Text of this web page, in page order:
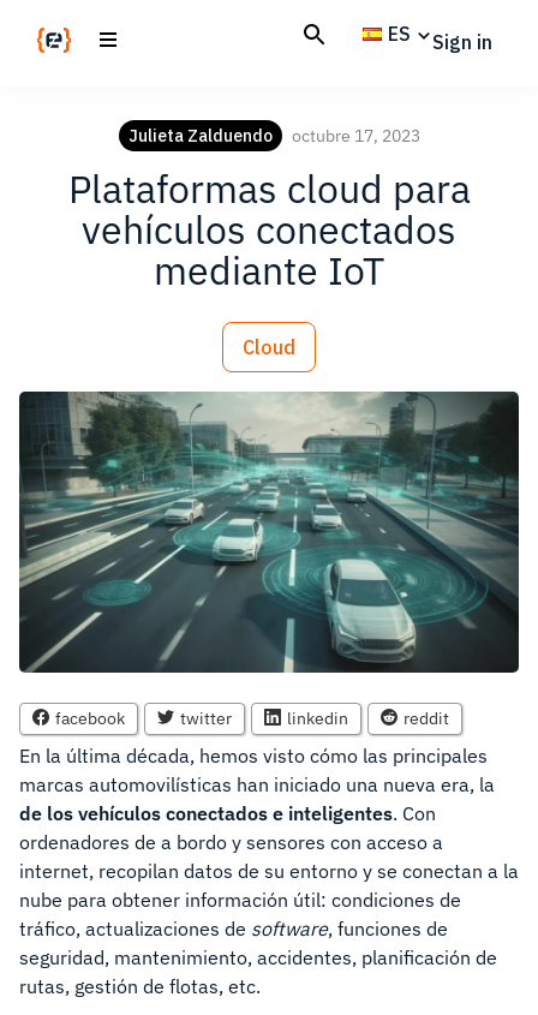
Magazine
future.
Together
ES Sign in
Julieta Zalduendo octubre 17, 2023
Plataformas cloud para
vehículos conectados
mediante IoT
Cloud
facebook twitter linkedin reddit
En la última década, hemos visto cómo las principales
marcas automovilísticas han iniciado una nueva era, la
de los vehículos conectados e inteligentes. Con
ordenadores de a bordo y sensores con acceso a
internet, recopilan datos de su entorno y se conectan a la
nube para obtener información útil: condiciones de
tráfico, actualizaciones de software, funciones de
seguridad, mantenimiento, accidentes, planificación de
rutas, gestión de flotas, etc.